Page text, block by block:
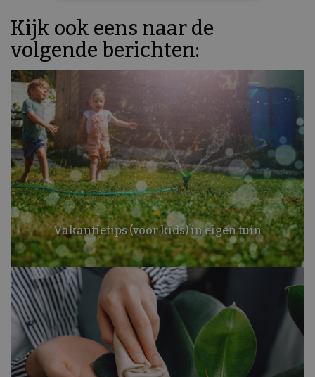
Kijk ook eens naar de
volgende berichten:
Vakantietips (voor kids) in eigen tuin